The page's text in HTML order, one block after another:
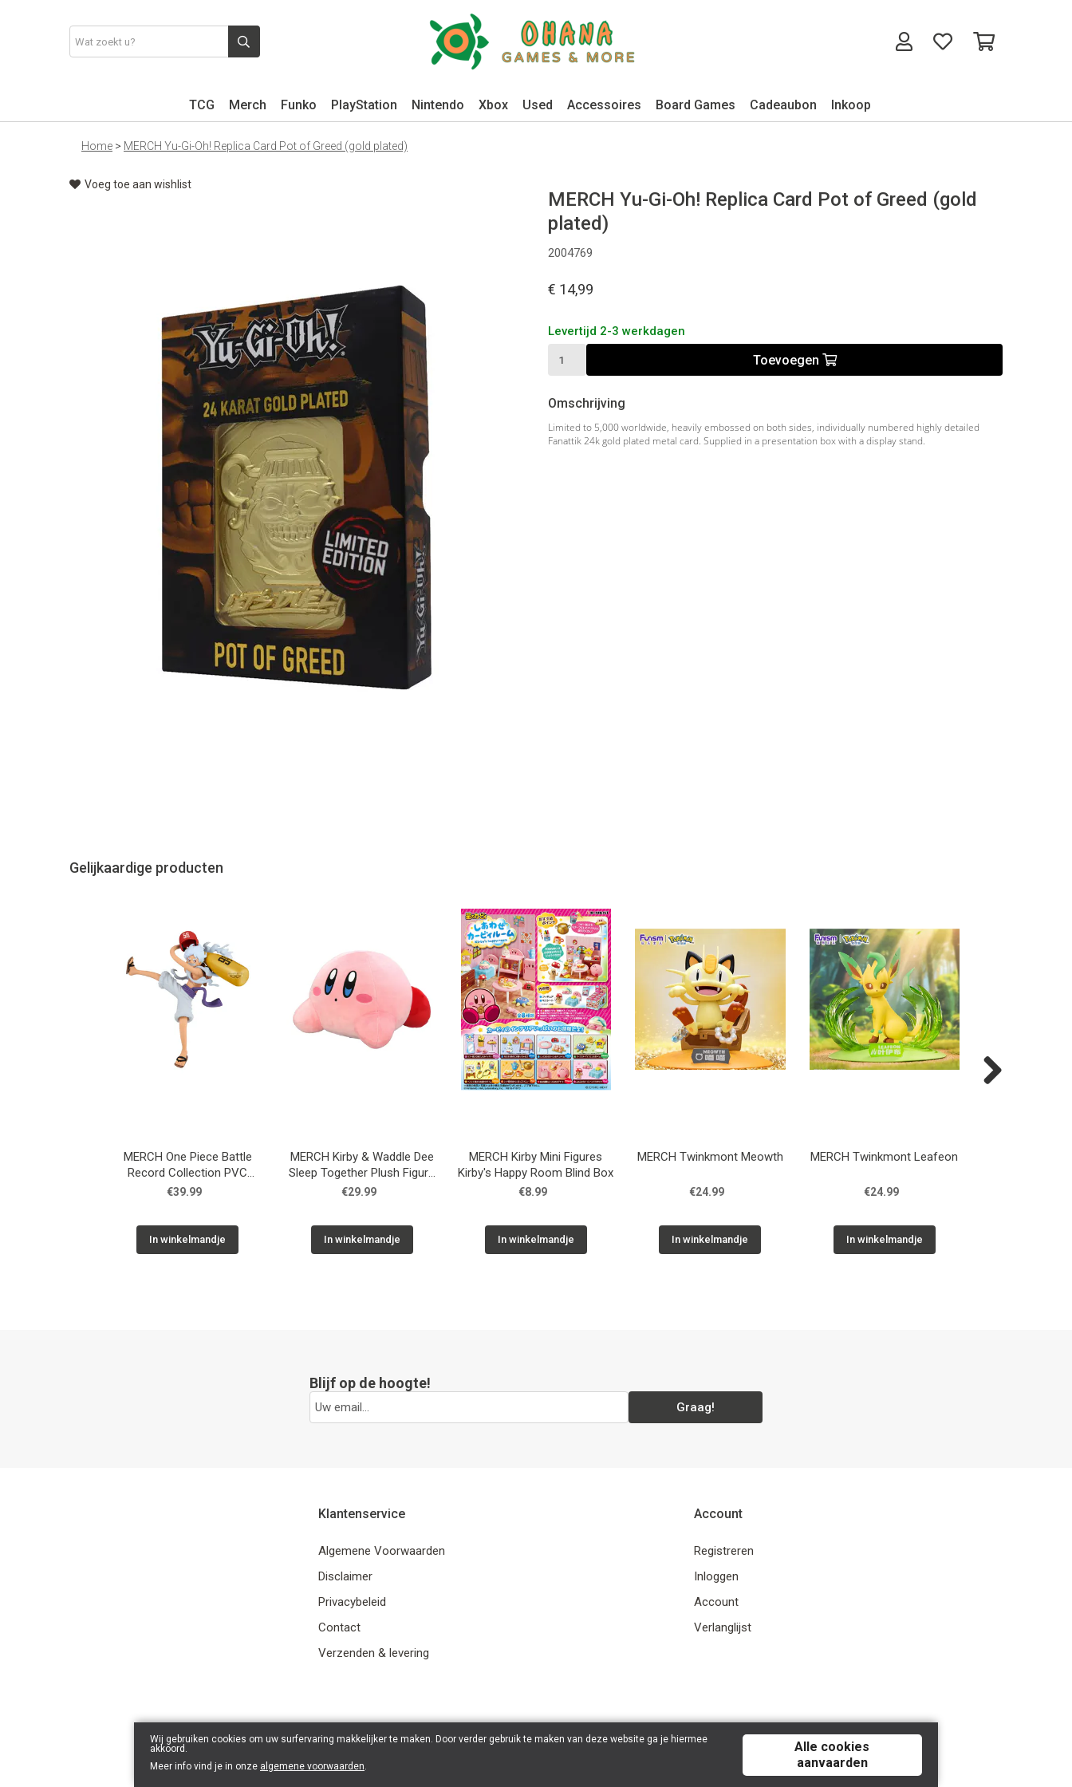
TCG Merch Funko PlayStation Nintendo Xbox Used Accessoires Board Games Cadeaubon Inkoop
Home > MERCH Yu-Gi-Oh! Replica Card Pot of Greed (gold plated)
Voeg toe aan wishlist
MERCH Yu-Gi-Oh! Replica Card Pot of Greed (gold
plated)
2004769
€ 14,99
Levertijd 2-3 werkdagen
Toevoegen
Omschrijving
Limited to 5,000 worldwide, heavily embossed on both sides, individually numbered highly detailed
Fanattik 24k gold plated metal card. Supplied in a presentation box with a display stand.
Gelijkaardige producten
MERCH One Piece Battle
Record Collection PVC
Statue Monkey D. Luffy Gear5
€39.99
In winkelmandje
MERCH Kirby & Waddle Dee
Sleep Together Plush Figure
30 cm
€29.99
In winkelmandje
MERCH Kirby Mini Figures
Kirby's Happy Room Blind Box
€8.99
In winkelmandje
MERCH Twinkmont Meowth
€24.99
In winkelmandje
MERCH Twinkmont Leafeon
€24.99
In winkelmandje
Blijf op de hoogte!
Graag!
Klantenservice
Algemene Voorwaarden
Disclaimer
Privacybeleid
Contact
Verzenden & levering
Account
Registreren
Inloggen
Account
Verlanglijst
Wij gebruiken cookies om uw surfervaring makkelijker te maken. Door verder gebruik te maken van deze website ga je hiermee
akkoord.
Meer info vind je in onze algemene voorwaarden.
Alle cookies
aanvaarden